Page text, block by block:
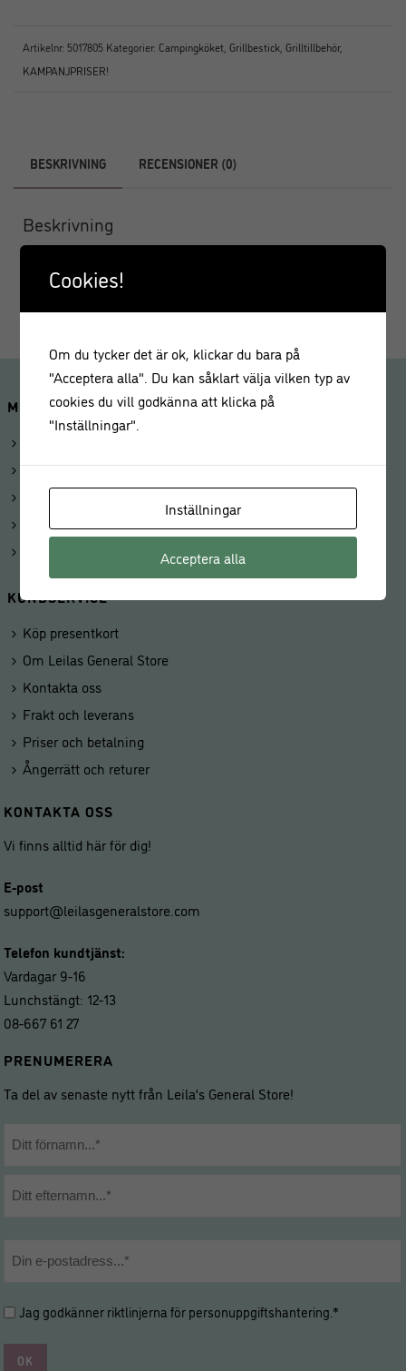
Artikelnr: 5017805 Kategorier: Campingköket Grillbestick Grilltillbehör,
KAMPANJPRISER!
BESKRIVNING RECENSIONER (0)
Beskrivning
motiv av nöt, gris och fågel.
MINA SIDOR
Mitt konto
Beställningar
Kunduppgifter
KUNDSERVICE
Köp presentkort
Om Leilas General Store
Kontakta oss
Frakt och leverans
Priser och betalning
Ångerrätt och returer
KONTAKTA OSS
Vi finns alltid här för dig!
E-post
support@leilasgeneralstore.com
Telefon kundtjänst:
Vardagar 9-16
Lunchstängt: 12-13
08-667 61 27
PRENUMERERA
Ta del av senaste nytt från Leila’s General Store!
Hantering
personuppgifter
Jag godkänner riktlinjerna förpersonuppgiftshantering .*
Cookies!
Om du tycker det är ok, klickar du bara på
"Acceptera alla". Du kan såklart välja vilken typ av
cookies du vill godkänna att klicka på
"Inställningar".
Inställningar
Acceptera alla